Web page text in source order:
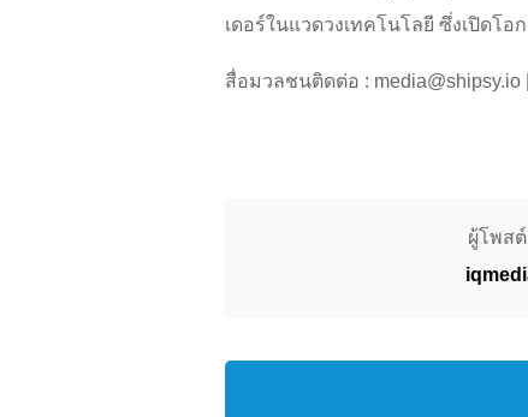
เดอร์ในแวดวงเทคโนโลยี ซึ่งเปิดโ
สื่อมวลชนติดต่อ : media@shipsy.io
ผู้โพสต์